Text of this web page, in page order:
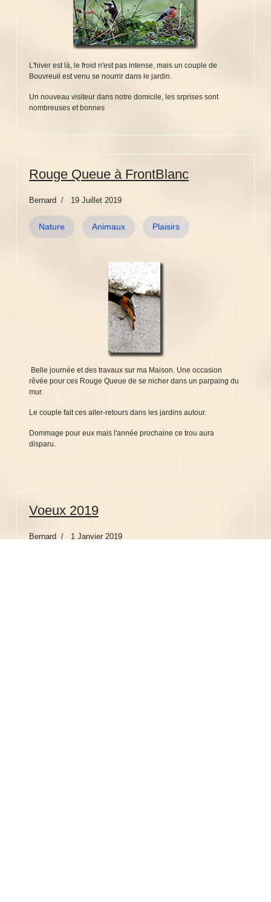
L'hiver est là, le froid n'est pas intense, mais un couple de
Bouvreuil est venu se nourrir dans le jardin.
Un nouveau visiteur dans notre domicile, les srprises sont
nombreuses et bonnes
Rouge Queue à FrontBlanc
Bernard 19 Juillet 2019
Nature Animaux Plaisirs
Belle journée et des travaux sur ma Maison. Une occasion
rêvée pour ces Rouge Queue de se nicher dans un parpaing du
mur.
Le couple fait ces aller-retours dans les jardins autour.
Dommage pour eux mais l'année prochaine ce trou aura
disparu.
Voeux 2019
Bernard 1 Janvier 2019